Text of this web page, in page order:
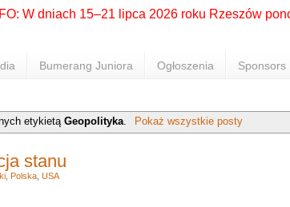
W dniach 15–21 lipca 2026 roku Rzeszów
Bumerang Juniora Ogłoszenia Sponsors
etykietąGeopolityka. Pokaż wszystkie posty
stanu
, Polska, USA